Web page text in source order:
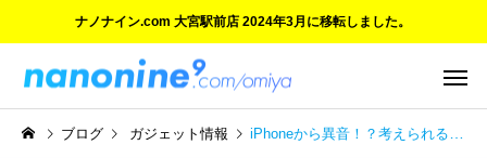
ナノナイン.com 大宮駅前店 2024年3月に移転しました。
ブログ ガジェット情報 iPhoneから異音！？考えられる原因とは